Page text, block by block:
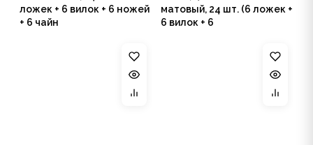
ложек + 6 вилок + 6 ножей
+ 6 чайн
матовый, 24 шт. (6 ложек +
6 вилок + 6